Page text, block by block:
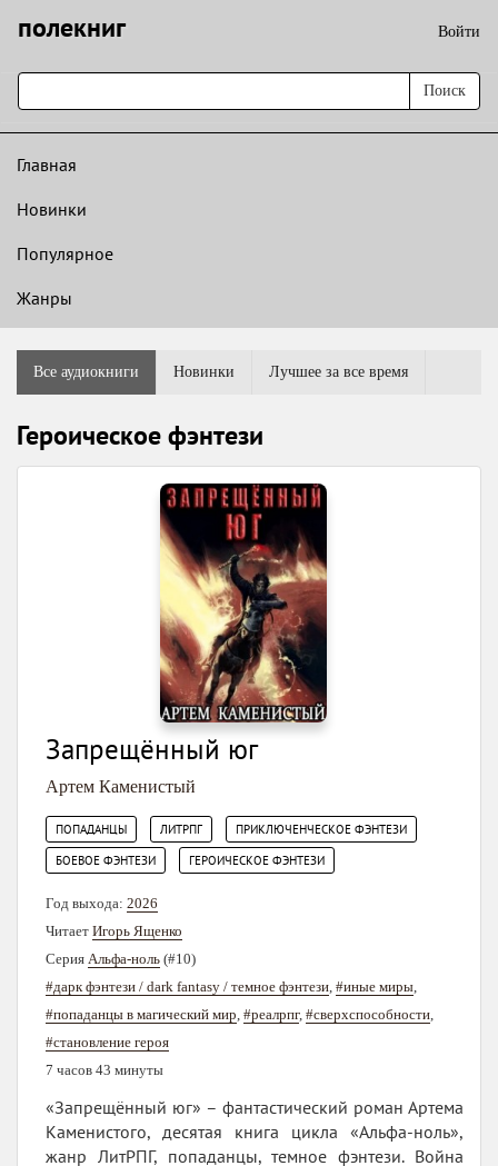
полекниг Войти
Поиск
Главная
Новинки
Популярное
Жанры
Все аудиокниги Новинки Лучшее за все время
Героическое фэнтези
Запрещённый юг
Артем Каменистый
ПОПАДАНЦЫ ЛИТРПГ ПРИКЛЮЧЕНЧЕСКОЕ ФЭНТЕЗИ
БОЕВОЕ ФЭНТЕЗИ ГЕРОИЧЕСКОЕ ФЭНТЕЗИ
Год выхода: 2026
Читает Игорь Ященко
Серия Альфа-ноль (#10)
#дарк фэнтези / dark fantasy / темное фэнтези #иные миры
#попаданцы в магический мир #реалрпг, #сверхспособности
#становление героя
7 часов 43 минуты
«Запрещённый юг» – фантастический роман Артема
Каменистого, десятая книга цикла «Альфа-ноль»,
жанр ЛитРПГ, попаданцы, темное фэнтези. Война